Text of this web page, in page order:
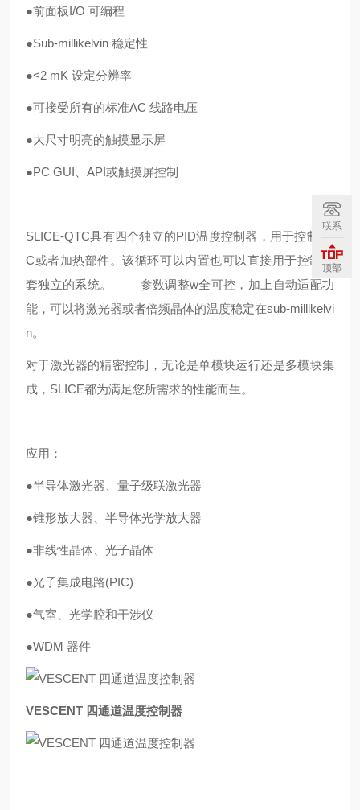
●前面板I/O 可编程
●Sub-millikelvin 稳定性
●<2 mK 设定分辨率
●可接受所有的标准AC 线路电压
●大尺寸明亮的触摸显示屏
●PC GUI、API或触摸屏控制
SLICE-QTC具有四个独立的PID温度控制器，用于控制TE
C或者加热部件。该循环可以内置也可以直接用于控制四
套独立的系统。 参数调整w全可控，加上自动适配功
能，可以将激光器或者倍频晶体的温度稳定在sub-millikelvi
n。
对于激光器的精密控制，无论是单模块运行还是多模块集
成，SLICE都为满足您所需求的性能而生。
应用：
●半导体激光器、量子级联激光器
●锥形放大器、半导体光学放大器
●非线性晶体、光子晶体
●光子集成电路(PIC)
●气室、光学腔和干涉仪
●WDM 器件
VESCENT 四通道温度控制器
联系
顶部